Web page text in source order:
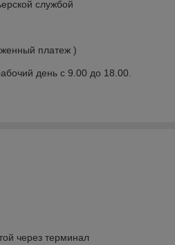
службой
платеж )
день с 9.00 до 18.00.
через терминал